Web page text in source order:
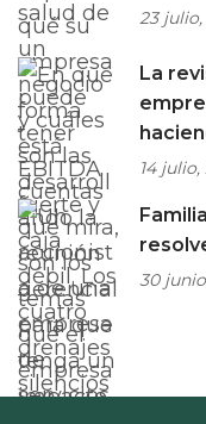
23
La
14 julio,
30